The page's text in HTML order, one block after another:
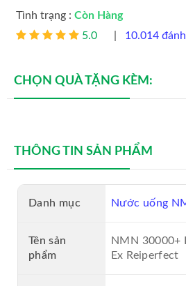
Tình trạng : Còn Hàng
5.0
10.014
CHỌN QUÀ TẶNG KÈM:
THÔNG TIN SẢN PHẨM
Danh mục Nước uống
Tên sản
phẩm
NMN 30000+
Ex Reiperfect
MỸ PHẨM TRANSINO
MỸ PHẨM GENIE
SỮA ONG CHÚA
NƯỚC HOA NAM CAO
VIÊN UỐNG COLLAGEN